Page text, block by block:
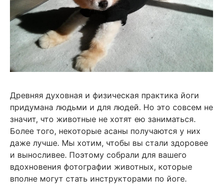
Древняя духовная и физическая практика йоги
придумана людьми и для людей. Но это совсем не
значит, что животные не хотят ею заниматься.
Более того, некоторые асаны получаются у них
даже лучше. Мы хотим, чтобы вы стали здоровее
и выносливее. Поэтому собрали для вашего
вдохновения фотографии животных, которые
вполне могут стать инструкторами по йоге.